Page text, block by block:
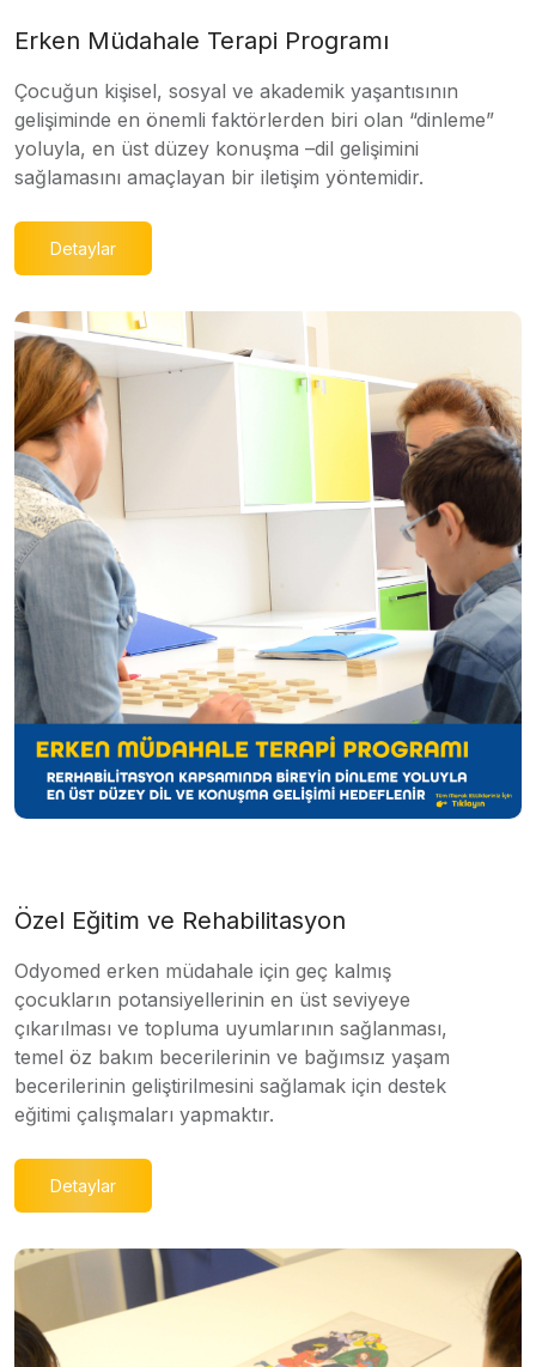
Erken Müdahale Terapi Programı
Çocuğun kişisel, sosyal ve akademik yaşantısının
gelişiminde en önemli faktörlerden biri olan “dinleme”
yoluyla, en üst düzey konuşma –dil gelişimini
sağlamasını amaçlayan bir iletişim yöntemidir.
Detaylar
Özel Eğitim ve Rehabilitasyon
Odyomed erken müdahale için geç kalmış
çocukların potansiyellerinin en üst seviyeye
çıkarılması ve topluma uyumlarının sağlanması,
temel öz bakım becerilerinin ve bağımsız yaşam
becerilerinin geliştirilmesini sağlamak için destek
eğitimi çalışmaları yapmaktır.
Detaylar